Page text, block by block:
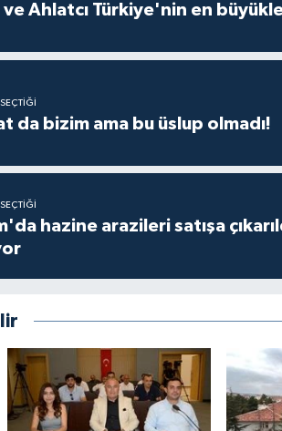
ve Ahlatcı Türkiye'nin en
da bizim ama bu üslup olmadı!
hazine arazileri satışa